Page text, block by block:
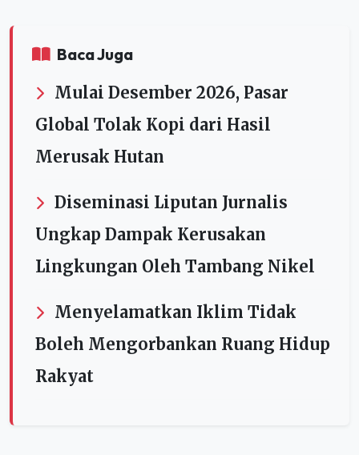
Baca Juga
Mulai Desember 2026, Pasar
Global Tolak Kopi dari Hasil
Merusak Hutan
Diseminasi Liputan Jurnalis
Ungkap Dampak Kerusakan
Lingkungan Oleh Tambang Nikel
Menyelamatkan Iklim Tidak
Boleh Mengorbankan Ruang Hidup
Rakyat